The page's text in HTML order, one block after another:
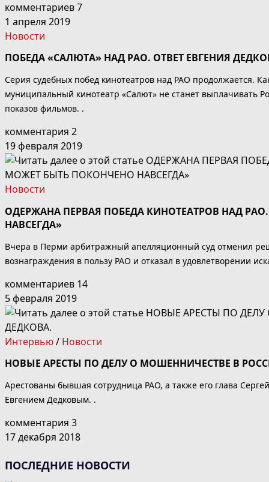
комментариев 7
1 апреля 2019
Новости
ПОБЕДА «САЛЮТА» НАД РАО. ОТВЕТ ЕВГЕНИЯ
Серия судебных побед кинотеатров над РАО продолжается.
муниципальный кинотеатр «Салют» не станет выплачивать
показов фильмов. .
комментария 2
19 февраля 2019
Новости
ОДЕРЖАНА ПЕРВАЯ ПОБЕДА КИНОТЕАТРОВ НАД
НАВСЕГДА»
Вчера в Перми арбитражный апелляционный суд отменил
вознаграждения в пользу РАО и отказал в удовлетворении
комментариев 14
5 февраля 2019
Интервью/ Новости
НОВЫЕ АРЕСТЫ ПО ДЕЛУ О МОШЕННИЧЕСТВЕ В
Арестованы бывшая сотрудница РАО, а также его глава
Евгением Дедковым. .
комментария 3
17 декабря 2018
ПОСЛЕДНИЕ НОВОСТИ